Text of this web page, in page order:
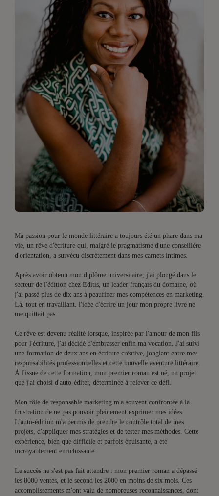
Ma passion pour le monde littéraire a toujours été un phare dans ma
vie, un rêve d'écriture qui, malgré le pragmatisme d'une conseillère
d'orientation, a survécu discrètement dans mes carnets intimes.
Après avoir obtenu mon diplôme universitaire, j'ai plongé dans le
secteur de l'édition chez Editis, un leader français du domaine, où
j'ai passé plus de dix ans à peaufiner mes compétences en marketing.
Là, tout en travaillant, l'idée d'écrire un jour mon propre livre ne
me quittait pas.
Ce rêve est devenu réalité lorsque, inspirée par l'amour de mon fils
pour l'écriture, j'ai décidé d'embrasser enfin ma vocation. J'ai suivi
une formation de deux ans en écriture créative, jonglant entre mes
responsabilités professionnelles et cette nouvelle aventure littéraire.
À l'issue de cette formation, mon premier roman est né, un projet
que j'ai choisi d'auto-éditer, déterminée à relever ce défi.
Mon rôle de responsable marketing m'a souvent confrontée à la
frustration de ne pas pouvoir pleinement exprimer mes idées.
L'auto-édition m'a permis de prendre le contrôle total de mes
projets, d'appliquer mes stratégies et de tester mes méthodes. Cette
expérience, bien que difficile et parfois épuisante, a été
incroyablement enrichissante.
Le succès ne s'est pas fait attendre : mon premier roman a dépassé
les 8000 ventes, et le second les 2000 en moins de six mois. Ces
accomplissements m'ont valu de nombreuses reconnaissances, dont